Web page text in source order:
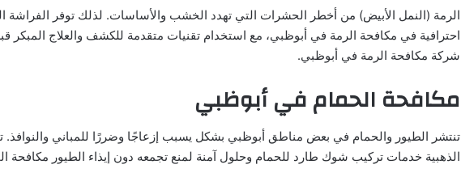
الرمة (النمل الأبيض) من أخطر الحشرات التي تهدد الخشب والأساسات. لذلك توفر الفراشة
احترافية في مكافحة الرمة في أبوظبي، مع استخدام تقنيات متقدمة للكشف والعلاج المبكر
شركة مكافحة الرمة في أبوظبي.
مكافحة الحمام في أبوظبي
تنتشر الطيور والحمام في بعض مناطق أبوظبي بشكل يسبب إزعاجًا وضررًا للمباني والنوافذ.
الذهبية خدمات تركيب شوك طارد للحمام وحلول آمنة لمنع تجمعه دون إيذاء الطيور مكافحة